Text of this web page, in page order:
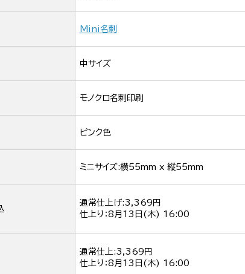
Mini名刺
中サイズ
モノクロ名刺印刷
ピンク色
ミニサイズ:横55mm x 縦55mm
通常仕上げ:3,369円
仕上り：8月13日(木) 16:00
通常仕上:3,369円
仕上り：8月13日(木) 16:00